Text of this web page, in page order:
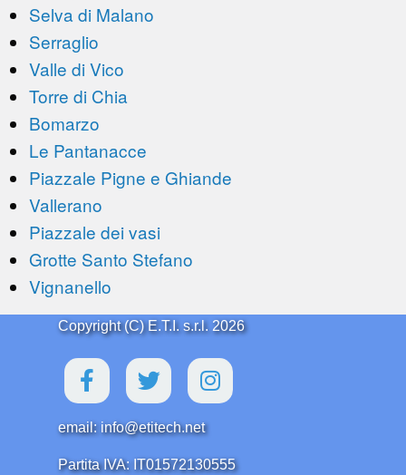
Selva di Malano
Serraglio
Valle di Vico
Torre di Chia
Bomarzo
Le Pantanacce
Piazzale Pigne e Ghiande
Vallerano
Piazzale dei vasi
Grotte Santo Stefano
Vignanello
Copyright (C) E.T.I. s.r.l. 2026
email: info@etitech.net
Partita IVA: IT01572130555